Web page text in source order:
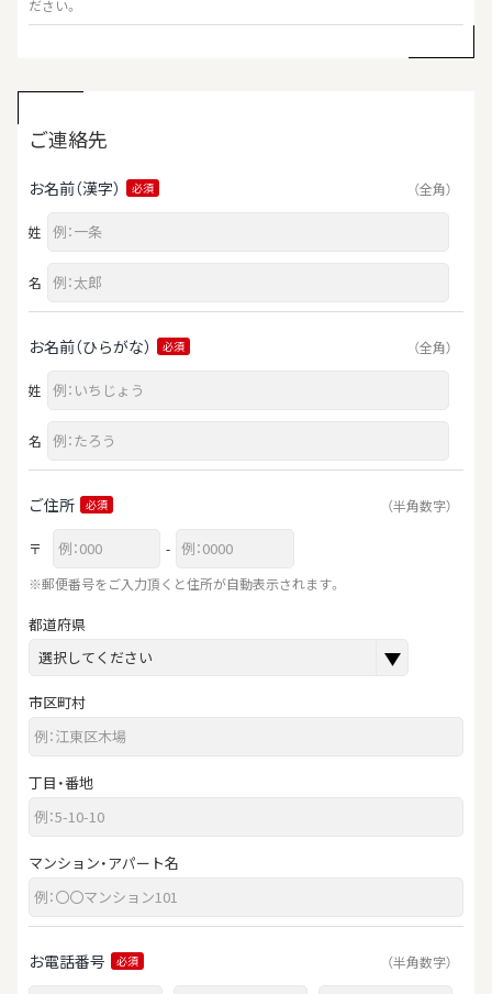
ださい。
ご連絡先
お名前（漢字） 必須 （全角）
姓
名
お名前（ひらがな） 必須 （全角）
姓
名
ご住所 必須 （半角数字）
〒
-
※郵便番号をご入力頂くと住所が自動表示されます。
都道府県
市区町村
丁目・番地
マンション・アパート名
お電話番号 必須 （半角数字）